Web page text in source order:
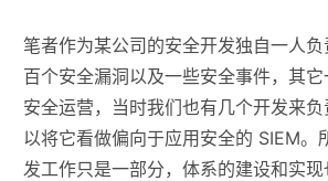
笔者作为某公司的安全开发独自一人
百个安全漏洞以及一些安全事件，其
安全运营，当时我们也有几个开发来
以将它看做偏向于应用安全的 SIEM
发工作只是一部分，体系的建设和实